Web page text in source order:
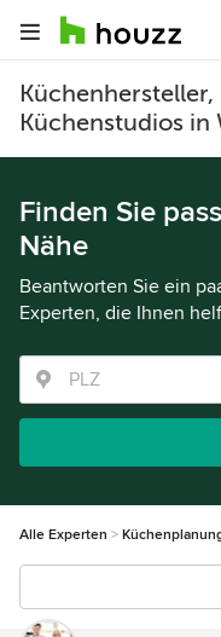
Küchenstudios in
Finden Sie
Nähe
Beantworten Sie ein
Experten, die Ihnen
Alle Experten